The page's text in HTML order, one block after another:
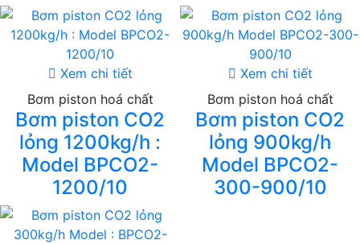
Xem chi tiết
Bơm piston hoá chất
Bơm piston CO2
lỏng 1200kg/h :
Model BPCO2-
1200/10
Xem chi tiết
Bơm piston hoá chất
Bơm piston CO2
lỏng 900kg/h
Model BPCO2-
300-900/10